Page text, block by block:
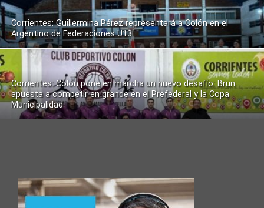
Corrientes: Guillermina Pérez representará a Colón en el
Argentino de Federaciones U13
Corrientes: Colón pone en marcha un nuevo desafío: Brun
apuesta a competir en grande en el Prefederal y la Copa
Municipalidad